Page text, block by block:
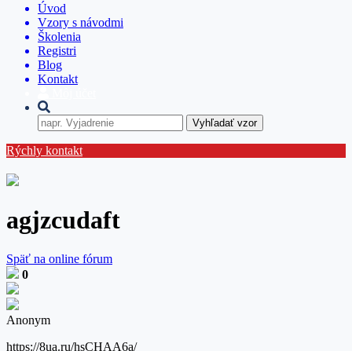
Úvod
Vzory s návodmi
Školenia
Registri
Blog
Kontakt
Vyhľadať vzor
Rýchly kontakt
agjzcudaft
Späť na online fórum
0
Anonym
https://8ua.ru/hsCHAA6a/